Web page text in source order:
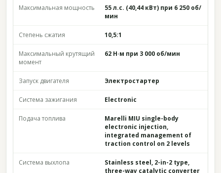
Максимальная мощность
55 л.с. (40,44 кВт) при 6 250 об/
мин
Степень сжатия 10,5:1
Максимальный крутящий
момент
62 Н·м при 3 000 об/мин
Запуск двигателя Электростартер
Система зажигания Electronic
Подача топлива
Marelli MIU single-body
electronic injection,
integrated management of
traction control on 2 levels
Система выхлопа
Stainless steel, 2-in-2 type,
three-way catalytic converter